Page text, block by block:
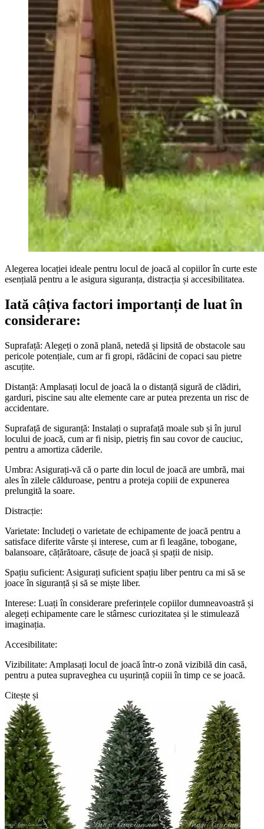
Alegerea locației ideale pentru locul de joacă al copiilor în curte este
esențială pentru a le asigura siguranța, distracția și accesibilitatea.
Iată câțiva factori importanți de luat în
considerare:
Suprafață: Alegeți o zonă plană, netedă și lipsită de obstacole sau
pericole potențiale, cum ar fi gropi, rădăcini de copaci sau pietre
ascuțite.
Distanță: Amplasați locul de joacă la o distanță sigură de clădiri,
garduri, piscine sau alte elemente care ar putea prezenta un risc de
accidentare.
Suprafață de siguranță: Instalați o suprafață moale sub și în jurul
locului de joacă, cum ar fi nisip, pietriș fin sau covor de cauciuc,
pentru a amortiza căderile.
Umbra: Asigurați-vă că o parte din locul de joacă are umbră, mai
ales în zilele călduroase, pentru a proteja copiii de expunerea
prelungită la soare.
Distracție:
Varietate: Includeți o varietate de echipamente de joacă pentru a
satisface diferite vârste și interese, cum ar fi leagăne, tobogane,
balansoare, cățărătoare, căsuțe de joacă și spații de nisip.
Spațiu suficient: Asigurați suficient spațiu liber pentru ca mi să se
joace în siguranță și să se miște liber.
Interese: Luați în considerare preferințele copiilor dumneavoastră și
alegeți echipamente care le stârnesc curiozitatea și le stimulează
imaginația.
Accesibilitate:
Vizibilitate: Amplasați locul de joacă într-o zonă vizibilă din casă,
pentru a putea supraveghea cu ușurință copiii în timp ce se joacă.
Citește și